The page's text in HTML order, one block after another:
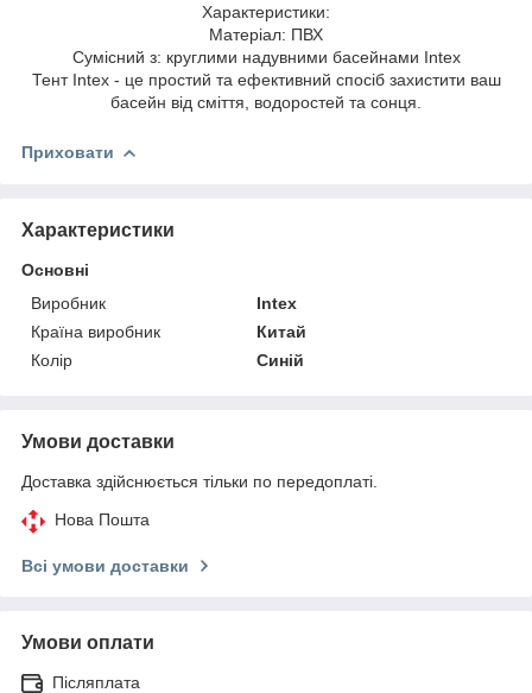
Характеристики:
Матеріал: ПВХ
Сумісний з: круглими надувними басейнами Intex
Тент Intex - це простий та ефективний спосіб захистити ваш
басейн від сміття, водоростей та сонця.
Приховати
Характеристики
Основні
Виробник
Intex
Країна виробник
Китай
Колір
Синій
Умови доставки
Доставка здійснюється тільки по передоплаті.
Нова Пошта
Всі умови доставки
Умови оплати
Післяплата